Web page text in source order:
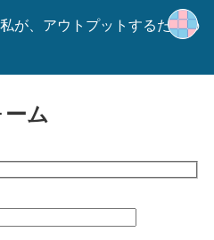
が、アウトプットするための
ム